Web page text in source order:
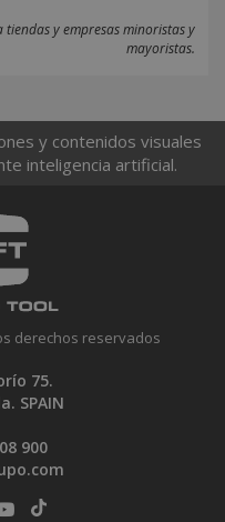
y empresas minoristas y
mayoristas.
y contenidos visuales
inteligencia artificial.
derechos reservados
75.
SPAIN
900